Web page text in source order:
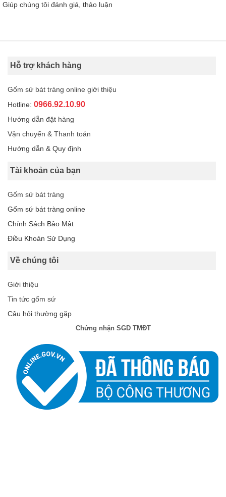
Giúp chúng tôi đánh giá, thảo luận
Hỗ trợ khách hàng
Gốm sứ bát tràng online giới thiệu
Hotline: 0966.92.10.90
Hướng dẫn đặt hàng
Vận chuyển & Thanh toán
Hướng dẫn & Quy định
Tài khoản của bạn
Gốm sứ bát tràng
Gốm sứ bát tràng online
Chính Sách Bảo Mật
Điều Khoản Sử Dụng
Về chúng tôi
Giới thiệu
Tin tức gốm sứ
Câu hỏi thường gặp
Chứng nhận SGD TMĐT